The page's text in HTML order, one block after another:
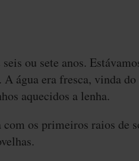
ou sete anos.
água era fresca, vinda
aquecidos a lenha.
com os primeiros raios de